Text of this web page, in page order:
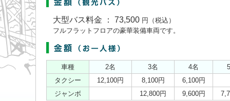
大型バス料金 ： 73,500 円（税込）
フルフラットフロアの豪華装備車両です。
車種 2名 3名 4名
タクシー
12,100円 8,100円
6,100円
ジャンボ
12,800円 9,600円